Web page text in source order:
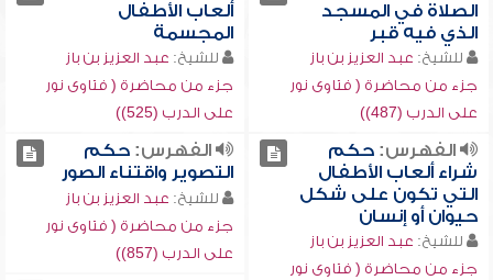
الصلاة في المسجد
الذي فيه قبر
للشيخ: عبد العزيز بن باز
جزء من محاضرة ( فتاوى نور
على الدرب (487))
ألعاب الأطفال
المجسمة
للشيخ: عبد العزيز بن باز
جزء من محاضرة ( فتاوى نور
على الدرب (525))
الفهرس:حكم
شراء ألعاب الأطفال
التي تكون على شكل
حيوان أو إنسان
للشيخ: عبد العزيز بن باز
جزء من محاضرة ( فتاوى نور
الفهرس:حكم
التصوير واقتناء الصور
للشيخ: عبد العزيز بن باز
جزء من محاضرة ( فتاوى نور
على الدرب (857))